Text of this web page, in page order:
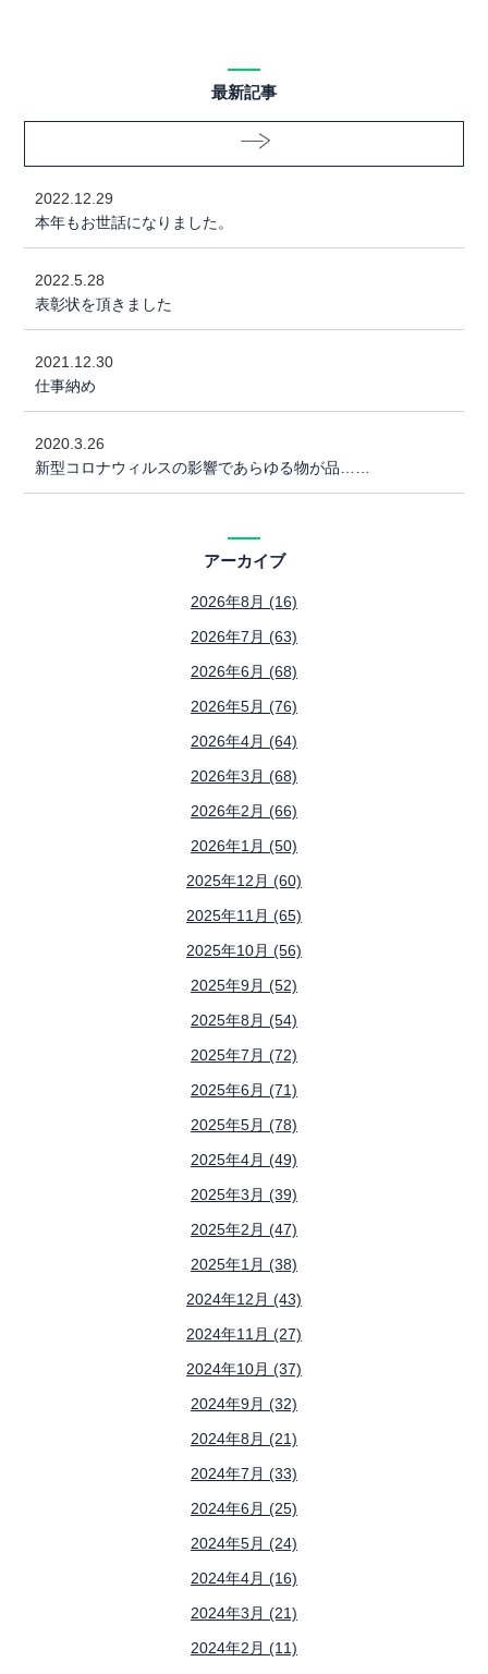
最新記事
2022.12.29
本年もお世話になりました。
2022.5.28
表彰状を頂きました
2021.12.30
仕事納め
2020.3.26
新型コロナウィルスの影響であらゆる物が品……
アーカイブ
2026年8月 (16)
2026年7月 (63)
2026年6月 (68)
2026年5月 (76)
2026年4月 (64)
2026年3月 (68)
2026年2月 (66)
2026年1月 (50)
2025年12月 (60)
2025年11月 (65)
2025年10月 (56)
2025年9月 (52)
2025年8月 (54)
2025年7月 (72)
2025年6月 (71)
2025年5月 (78)
2025年4月 (49)
2025年3月 (39)
2025年2月 (47)
2025年1月 (38)
2024年12月 (43)
2024年11月 (27)
2024年10月 (37)
2024年9月 (32)
2024年8月 (21)
2024年7月 (33)
2024年6月 (25)
2024年5月 (24)
2024年4月 (16)
2024年3月 (21)
2024年2月 (11)